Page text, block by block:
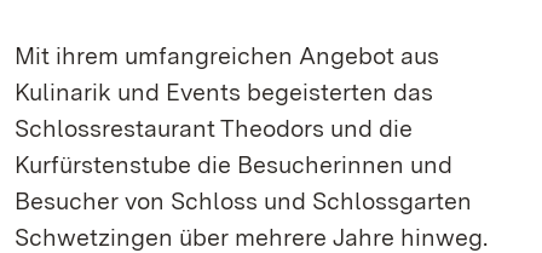
Mit ihrem umfangreichen Angebot aus
Kulinarik und Events begeisterten das
Schlossrestaurant Theodors und die
Kurfürstenstube die Besucherinnen und
Besucher von Schloss und Schlossgarten
Schwetzingen über mehrere Jahre hinweg.